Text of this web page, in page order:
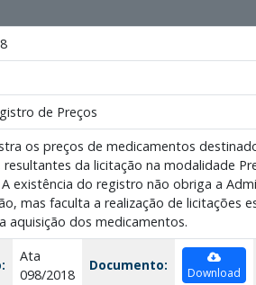
de Preços
os preços de medicamentos
resultantes da licitação na modalidade
A existência do registro não obriga a
mas faculta a realização de licitações
aquisição dos medicamentos.
Ata
098/2018
Documento: Download